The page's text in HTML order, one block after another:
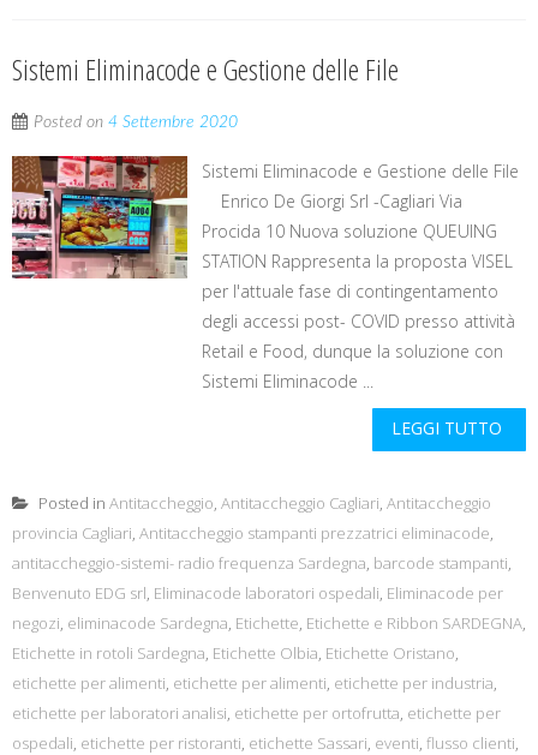
Sistemi Eliminacode e Gestione delle File
Posted on 4 Settembre 2020
Sistemi Eliminacode e Gestione delle File
Enrico De Giorgi Srl -Cagliari Via
Procida 10 Nuova soluzione QUEUING
STATION Rappresenta la proposta VISEL
per l'attuale fase di contingentamento
degli accessi post- COVID presso attività
Retail e Food, dunque la soluzione con
Sistemi Eliminacode ...
LEGGI TUTTO
Posted in Antitaccheggio, Antitaccheggio Cagliari, Antitaccheggio
provincia Cagliari, Antitaccheggio stampanti prezzatrici eliminacode,
antitaccheggio-sistemi- radio frequenza Sardegna, barcode stampanti,
Benvenuto EDG srl, Eliminacode laboratori ospedali, Eliminacode per
negozi, eliminacode Sardegna, Etichette, Etichette e Ribbon SARDEGNA,
Etichette in rotoli Sardegna, Etichette Olbia, Etichette Oristano,
etichette per alimenti, etichette per alimenti, etichette per industria,
etichette per laboratori analisi, etichette per ortofrutta, etichette per
ospedali, etichette per ristoranti, etichette Sassari, eventi, flusso clienti,